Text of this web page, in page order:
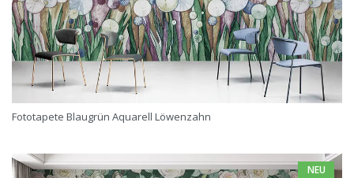
Fototapete Blaugrün Aquarell Löwenzahn
NEU